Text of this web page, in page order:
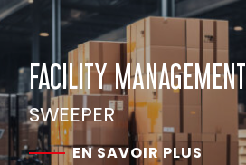
FACILITY MANAGEMENT
SWEEPER
EN SAVOIR PLUS